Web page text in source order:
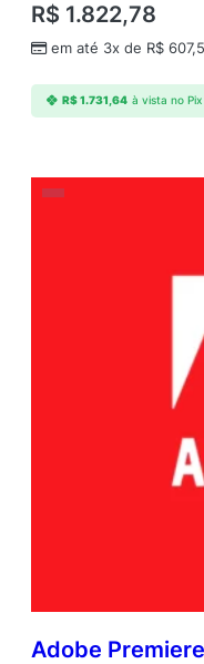
R$ 1.822,78
em até 3x de R$
R$1.731,64 à vista no
Adobe